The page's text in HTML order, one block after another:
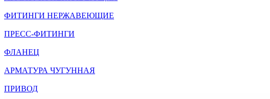
ФИТИНГИ НЕРЖАВЕЮЩИЕ
ПРЕСС-ФИТИНГИ
ФЛАНЕЦ
АРМАТУРА ЧУГУННАЯ
ПРИВОД